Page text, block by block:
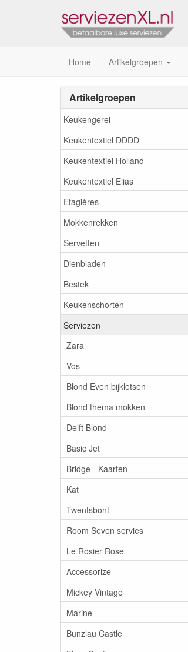
Home Artikelgroepen
Artikelgroepen
Keukengerei
Keukentextiel DDDD
Keukentextiel Holland
Keukentextiel Elias
Etagières
Mokkenrekken
Servetten
Dienbladen
Bestek
Keukenschorten
Serviezen
Zara
Vos
Blond Even bijkletsen
Blond thema mokken
Delft Blond
Basic Jet
Bridge - Kaarten
Kat
Twentsbont
Room Seven servies
Le Rosier Rose
Accessorize
Mickey Vintage
Marine
Bunzlau Castle